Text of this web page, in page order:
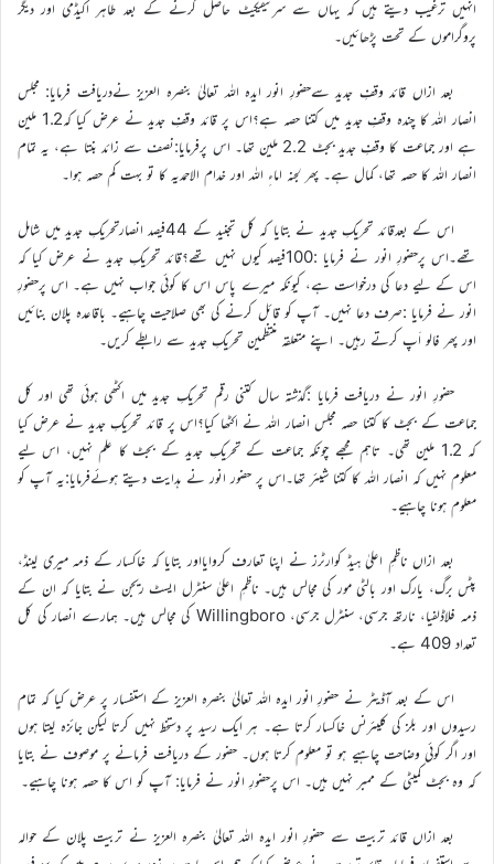
انہیں ترغیب دیتے ہیں کہ یہاں سے سرٹیفیکیٹ حاصل کرنے کے بعد طاہر اکیڈمی اور دیگر
پروگراموں کے تحت پڑھائیں۔
بعد ازاں قائد وقفِ جدید سےحضورِ انور ایدہ اللہ تعالیٰ بنصرہ العزیز نےدریافت فرمایا: مجلس
انصار اللہ کا چندہ وقفِ جدید میں کتنا حصہ ہے؟اس پر قائد وقفِ جدید نے عرض کیا کہ1.2 ملین
ہے اور جماعت کا وقفِ جدید بجٹ 2.2 ملین تھا۔ اس پرفرمایا:نصف سے زائد بنتا ہے، یہ تمام
انصار اللہ کا حصہ تھا، کمال ہے۔ پھر لجنہ اماءِ اللہ اور خدام الاحمدیہ کا تو بہت کم حصہ ہوا۔
اس کے بعدقائد تحریکِ جدید نے بتایا کہ کل تجنید کے 44فیصد انصارتحریکِ جدید میں شامل
تھے۔اس پرحضورِ انور نے فرمایا :100فیصد کیوں نہیں تھے؟قائد تحریکِ جدید نے عرض کیا کہ
اس کے لیے دعا کی درخواست ہے، کیونکہ میرے پاس اس کا کوئی جواب نہیں ہے۔ اس پرحضورِ
انور نے فرمایا :صرف دعا نہیں۔ آپ کو قائل کرنے کی بھی صلاحیت چاہیے۔ باقاعدہ پلان بنائیں
اور پھر فالو اَپ کرتے رہیں۔ اپنے متعلقہ منتظمین تحریکِ جدید سے رابطے کریں۔
حضورِ انور نے دریافت فرمایا :گذشتہ سال کتنی رقم تحریکِ جدید میں اکٹھی ہوئی تھی اور کل
جماعت کے بجٹ کا کتنا حصہ مجلس انصار اللہ نے اکٹھا کیا؟اس پر قائد تحریکِ جدید نے عرض کیا
کہ 1.2 ملین تھی۔ تاہم مجھے چونکہ جماعت کے تحریکِ جدید کے بجٹ کا علم نہیں، اس لیے
معلوم نہیں کہ انصار اللہ کا کتنا شیئر تھا۔اس پر حضور انور نے ہدایت دیتے ہوئےفرمایا:یہ آپ کو
معلوم ہونا چاہیے۔
بعد ازاں ناظمِ اعلیٰ ہیڈ کوارٹرز نے اپنا تعارف کروایااور بتایا کہ خاکسار کے ذمہ میری لینڈ،
پٹس برگ، یارک اور بالٹی مور کی مجالس ہیں۔ ناظمِ اعلیٰ سنٹرل ایسٹ ریجن نے بتایا کہ ان کے
ذمہ فلاڈلفیا، نارتھ جرسی، سنٹرل جرسی، Willingboro کی مجالس ہیں۔ ہمارے انصار کی کل
تعداد 409 ہے۔
اس کے بعد آڈیٹر نے حضورِ انور ایدہ اللہ تعالیٰ بنصرہ العزیز کے استفسار پر عرض کیا کہ تمام
رسیدوں اور بلز کی کلیئرنس خاکسار کرتا ہے۔ ہر ایک رسید پر دستخط نہیں کرتا لیکن جائزہ لیتا ہوں
اور اگر کوئی وضاحت چاہیے ہو تو معلوم کرتا ہوں۔ حضور کے دریافت فرمانے پر موصوف نے بتایا
کہ وہ بجٹ کمیٹی کے ممبر نہیں ہیں۔ اس پرحضورِ انور نے فرمایا: آپ کو اس کا حصہ ہونا چاہیے۔
بعد ازاں قائد تربیت سے حضورِ انور ایدہ اللہ تعالیٰ بنصرہ العزیز نے تربیت پلان کے حوالہ